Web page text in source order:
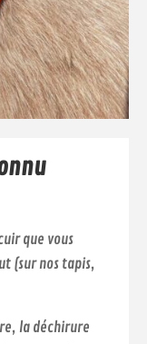
que vous
(sur nos tapis,
la déchirure